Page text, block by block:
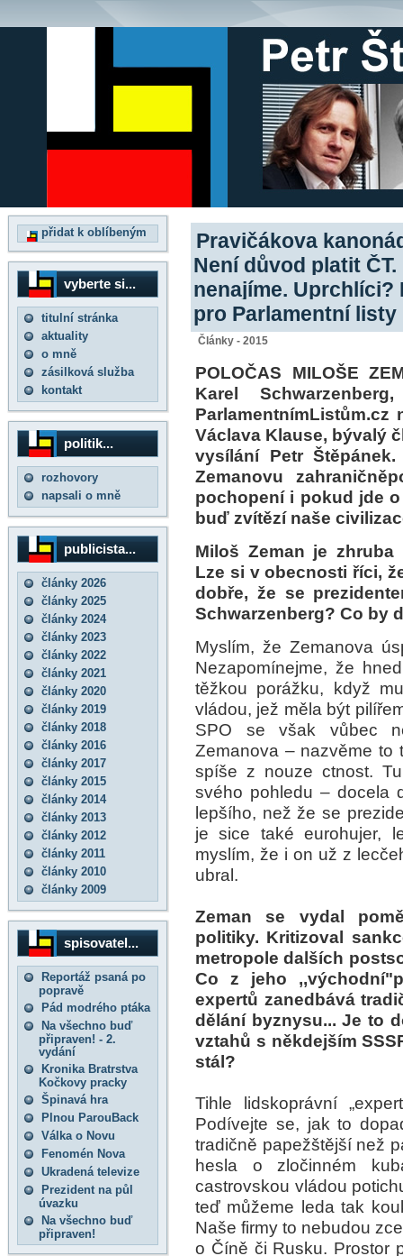
přidat k oblíbeným
vyberte si...
titulní stránka
aktuality
o mně
zásilková služba
kontakt
politik...
rozhovory
napsali o mně
publicista...
články 2026
články 2025
články 2024
články 2023
články 2022
články 2021
články 2020
články 2019
články 2018
články 2016
články 2017
články 2015
články 2014
články 2013
články 2012
články 2011
články 2010
články 2009
spisovatel...
Reportáž psaná po
popravě
Pád modrého ptáka
Na všechno buď
připraven! - 2.
vydání
Kronika Bratrstva
Kočkovy pracky
Špinavá hra
Plnou ParouBack
Válka o Novu
Fenomén Nova
Ukradená televize
Prezident na půl
úvazku
Na všechno buď
připraven!
Pravičákova
Není důvod platit
nenajíme. Uprchlíci?
pro Parlamentní listy
Články - 2015
POLOČAS MILOŠE
Karel
Václava Klause, bývalý
vysílání Petr
Zemanovu
pochopení i pokud jde
buď zvítězí naše
Miloš Zeman je
Lze si v obecnosti říci,
dobře, že se
Schwarzenberg? Co by
Myslím, že Zemanova
Nezapomínejme, že
těžkou porážku, když
vládou, jež měla být
SPO se však vůbec
Zemanova – nazvěme to
spíše z nouze ctnost.
svého pohledu – docela
lepšího, než že se
je sice také eurohujer,
myslím, že i on už z
ubral.
Zeman se vydal
politiky. Kritizoval
metropole dalších
Co z jeho
expertů zanedbává
dělání byznysu... Je to
vztahů s někdejším
stál?
Tihle lidskoprávní
Podívejte se, jak to
tradičně papežštější než
hesla o zločinném
castrovskou vládou
teď můžeme leda tak
Naše firmy to nebudou
o Číně či Rusku. Prostor